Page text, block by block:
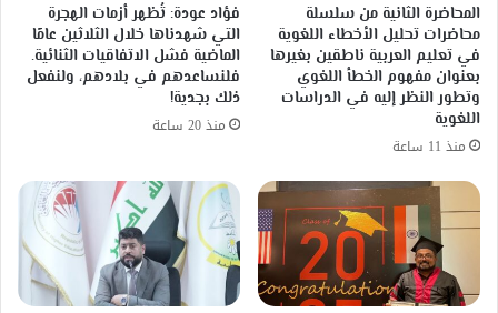
المحاضرة الثانية من سلسلة
محاضرات تحليل الأخطاء اللغوية
في تعليم العربية ناطقين بغيرها
بعنوان مفهوم الخطأ اللغوي
وتطور النظر إليه في الدراسات
اللغوية
منذ 11 ساعة
فؤاد عودة: تُظهر أزمات الهجرة
التي شهدناها خلال الثلاثين عامًا
الماضية فشل الاتفاقيات الثنائية.
فلنساعدهم في بلادهم، ولنفعل
ذلك بجدية!
منذ 20 ساعة